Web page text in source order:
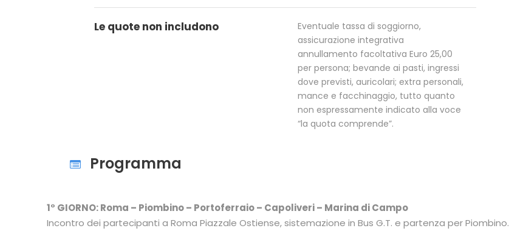
Le quote non includono
Eventuale tassa di soggiorno,
assicurazione integrativa
annullamento facoltativa Euro 25,00
per persona; bevande ai pasti, ingressi
dove previsti, auricolari; extra personali,
mance e facchinaggio, tutto quanto
non espressamente indicato alla voce
“la quota comprende”.
Programma
1° GIORNO: Roma – Piombino – Portoferraio – Capoliveri – Marina di Campo
Incontro dei partecipanti a Roma Piazzale Ostiense, sistemazione in Bus G.T. e partenza per Piombino.